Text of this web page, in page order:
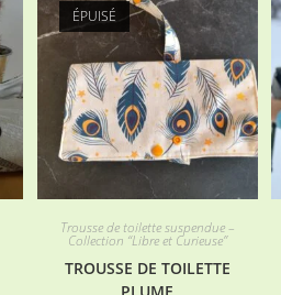
ÉPUISÉ
Trousse de toilette suspendue –
Collection “Libre et Curieuse”
TROUSSE DE TOILETTE